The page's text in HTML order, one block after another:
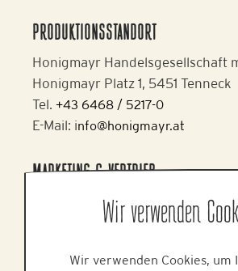
PRODUKTIONSSTANDORT
Honigmayr Handelsgesellschaft
Honigmayr Platz 1, 5451 Tenneck
Tel. +43 6468 / 5217-0
E-Mail: info@honigmayr.at
MARKETING & VERTRIEB
Alpine Brands GmbH & Co KG
Gmundner Staße 27, 4800
E-Mail:office@alpinebrands.at
Wir verwenden
Wir verwenden Cookies, um